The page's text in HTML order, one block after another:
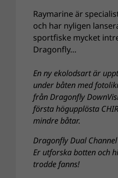
Raymarine är
och har nyligen
sportfiske mycket
Dragonfly…
En ny ekolodsart är
under båten med
från Dragonfly
första högupplösta
mindre båtar.
Dragonfly Dual
Er utforska botten och
trodde fanns!